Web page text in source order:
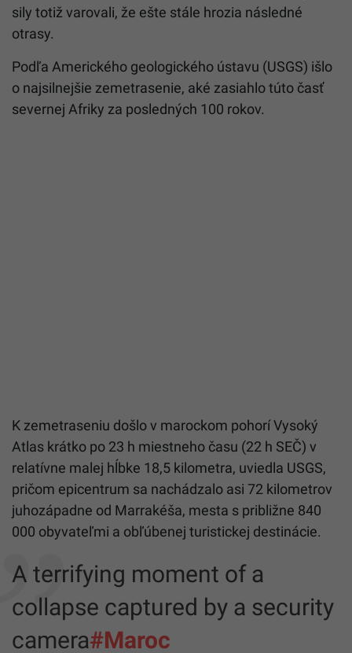
sily totiž varovali, že ešte stále hrozia následné
otrasy.
Podľa Amerického geologického ústavu (USGS) išlo
o najsilnejšie zemetrasenie, aké zasiahlo túto časť
severnej Afriky za posledných 100 rokov.
K zemetraseniu došlo v marockom pohorí Vysoký
Atlas krátko po 23 h miestneho času (22 h SEČ) v
relatívne malej hĺbke 18,5 kilometra, uviedla USGS,
pričom epicentrum sa nachádzalo asi 72 kilometrov
juhozápadne od Marrakéša, mesta s približne 840
000 obyvateľmi a obľúbenej turistickej destinácie.
A terrifying moment of a
collapse captured by a security
camera#Maroc